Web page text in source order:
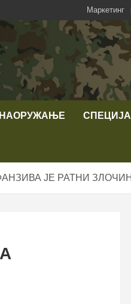
Маркетинг
НАОРУЖАЊЕ
ЈЕ РАТНИ